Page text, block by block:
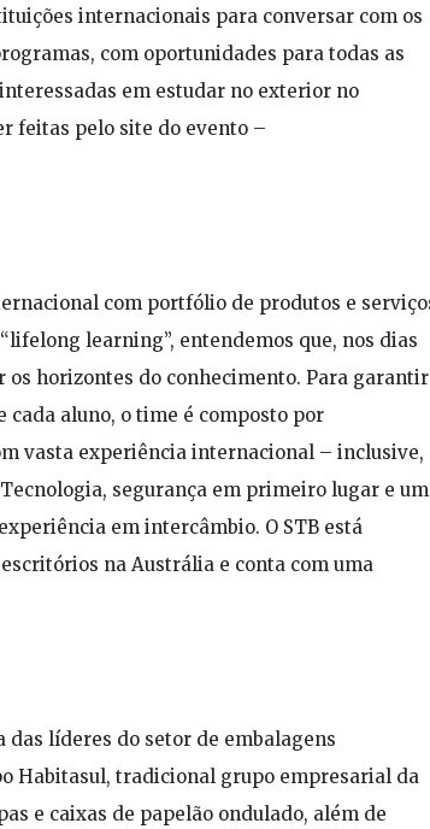
internacionais para conversar com os
com oportunidades para todas as
em estudar no exterior no
feitas pelo site do evento –
com portfólio de produtos e
learning”, entendemos que, nos dias
horizontes do conhecimento. Para garantir
cada aluno, o time é composto por
vasta experiência internacional – inclusive,
segurança em primeiro lugar e um
em intercâmbio. O STB está
na Austrália e conta com uma
das líderes do setor de embalagens
Habitasul, tradicional grupo empresarial da
e caixas de papelão ondulado, além de